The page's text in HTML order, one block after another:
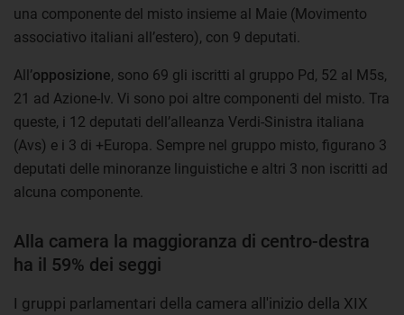
una componente del misto insieme al Maie (Movimento
associativo italiani all’estero), con 9 deputati.
All’opposizione, sono 69 gli iscritti al gruppo Pd, 52 al M5s,
21 ad Azione-Iv. Vi sono poi altre componenti del misto. Tra
queste, i 12 deputati dell’alleanza Verdi-Sinistra italiana
(Avs) e i 3 di +Europa. Sempre nel gruppo misto, figurano 3
deputati delle minoranze linguistiche e altri 3 non iscritti ad
alcuna componente.
Alla camera la maggioranza di centro-destra
ha il 59% dei seggi
I gruppi parlamentari della camera all'inizio della XIX